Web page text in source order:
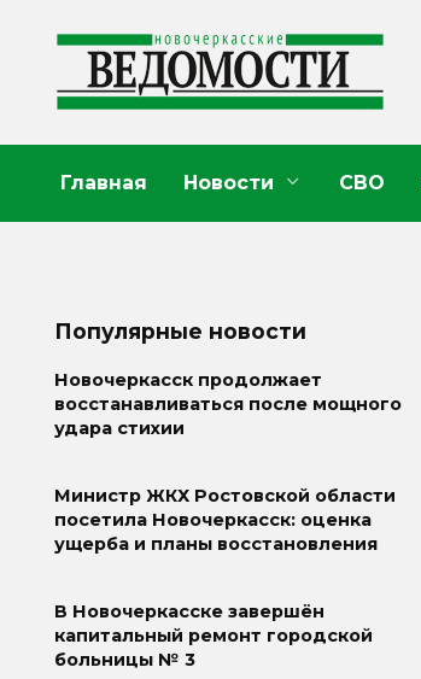
содержанию
Главная Новости СВО
Популярные новости
Новочеркасск продолжает
восстанавливаться после мощного
удара стихии
Министр ЖКХ Ростовской области
посетила Новочеркасск: оценка
ущерба и планы восстановления
В Новочеркасске завершён
капитальный ремонт городской
больницы № 3